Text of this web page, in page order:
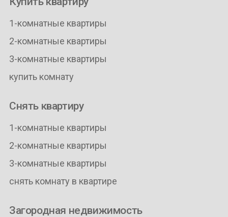
1-комнатные квартиры
2-комнатные квартиры
3-комнатные квартиры
купить комнату
Снять квартиру
1-комнатные квартиры
2-комнатные квартиры
3-комнатные квартиры
снять комнату в квартире
Загородная недвижимость